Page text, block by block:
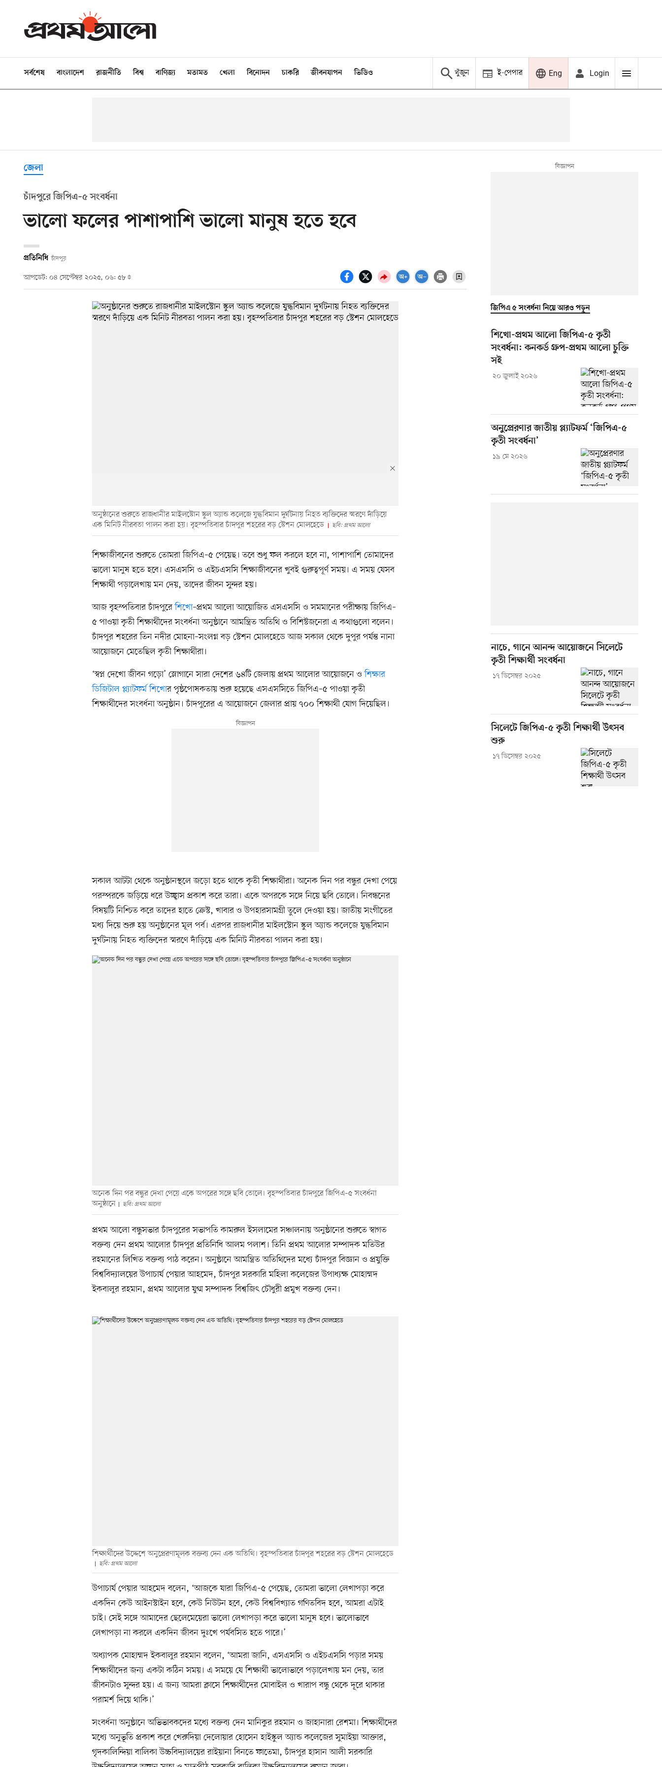
সর্বশেষ বাংলাদেশ রাজনীতি বিশ্ব বাণিজ্য মতামত খেলা বিনোদন চাকরি জীবনযাপন ভিডিও খুঁজুন ই-পেপার Eng Login
জেলা
চাঁদপুরে জিপিএ–৫ সংবর্ধনা
ভালো ফলের পাশাপাশি ভালো মানুষ হতে হবে
প্রতিনিধি চাঁদপুর
আপডেট: ০৪ সেপ্টেম্বর ২০২৫, ০৬: ৫৮
অনুষ্ঠানের শুরুতে রাজধানীর মাইলস্টোন স্কুল অ্যান্ড কলেজে যুদ্ধবিমান দুর্ঘটনায় নিহত ব্যক্তিদের স্মরণে দাঁড়িয়ে
এক মিনিট নীরবতা পালন করা হয়। বৃহস্পতিবার চাঁদপুর শহরের বড় স্টেশন মোলহেডে
ছবি: প্রথম আলো
শিক্ষাজীবনের শুরুতে তোমরা জিপিএ–৫ পেয়েছ। তবে শুধু ফল করলে হবে না, পাশাপাশি তোমাদের
ভালো মানুষ হতে হবে। এসএসসি ও এইচএসসি শিক্ষাজীবনের খুবই গুরুত্বপূর্ণ সময়। এ সময় যেসব
শিক্ষার্থী পড়ালেখায় মন দেয়, তাদের জীবন সুন্দর হয়।
আজ বৃহস্পতিবার চাঁদপুরেশিখো–প্রথম আলো আয়োজিত এসএসসি ও সমমানের পরীক্ষায় জিপিএ–
৫ পাওয়া কৃতী শিক্ষার্থীদের সংবর্ধনা অনুষ্ঠানে আমন্ত্রিত অতিথি ও বিশিষ্টজনেরা এ কথাগুলো বলেন।
চাঁদপুর শহরের তিন নদীর মোহনা–সংলগ্ন বড় স্টেশন মোলহেডে আজ সকাল থেকে দুপুর পর্যন্ত নানা
আয়োজনে মেতেছিল কৃতী শিক্ষার্থীরা।
‘স্বপ্ন দেখো জীবন গড়ো’ স্লোগানে সারা দেশের ৬৪টি জেলায় প্রথম আলোর আয়োজনে ওশিক্ষার
ডিজিটাল প্ল্যাটফর্ম শিখোর পৃষ্ঠপোষকতায় শুরু হয়েছে এসএসসিতে জিপিএ–৫ পাওয়া কৃতী
শিক্ষার্থীদের সংবর্ধনা অনুষ্ঠান। চাঁদপুরের এ আয়োজনে জেলার প্রায় ৭০০ শিক্ষার্থী যোগ দিয়েছিল।
সকাল আটটা থেকে অনুষ্ঠানস্থলে জড়ো হতে থাকে কৃতী শিক্ষার্থীরা। অনেক দিন পর বন্ধুর দেখা পেয়ে
পরস্পরকে জড়িয়ে ধরে উচ্ছ্বাস প্রকাশ করে তারা। একে অপরকে সঙ্গে নিয়ে ছবি তোলে। নিবন্ধনের
বিষয়টি নিশ্চিত করে তাদের হাতে ক্রেস্ট, খাবার ও উপহারসামগ্রী তুলে দেওয়া হয়। জাতীয় সংগীতের
মধ্য দিয়ে শুরু হয় অনুষ্ঠানের মূল পর্ব। এরপর রাজধানীর মাইলস্টোন স্কুল অ্যান্ড কলেজে যুদ্ধবিমান
দুর্ঘটনায় নিহত ব্যক্তিদের স্মরণে দাঁড়িয়ে এক মিনিট নীরবতা পালন করা হয়।
অনেক দিন পর বন্ধুর দেখা পেয়ে একে অপরের সঙ্গে ছবি তোলে। বৃহস্পতিবার চাঁদপুরে জিপিএ–৫ সংবর্ধনা
অনুষ্ঠানে
ছবি: প্রথম আলো
প্রথম আলো বন্ধুসভার চাঁদপুরের সভাপতি কামরুল ইসলামের সঞ্চালনায় অনুষ্ঠানের শুরুতে স্বাগত
বক্তব্য দেন প্রথম আলোর চাঁদপুর প্রতিনিধি আলম পলাশ। তিনি প্রথম আলোর সম্পাদক মতিউর
রহমানের লিখিত বক্তব্য পাঠ করেন। অনুষ্ঠানে আমন্ত্রিত অতিথিদের মধ্যে চাঁদপুর বিজ্ঞান ও প্রযুক্তি
বিশ্ববিদ্যালয়ের উপাচার্য পেয়ার আহমেদ, চাঁদপুর সরকারি মহিলা কলেজের উপাধ্যক্ষ মোহাম্মদ
ইকবালুর রহমান, প্রথম আলোর যুগ্ম সম্পাদক বিশ্বজিৎ চৌধুরী প্রমুখ বক্তব্য দেন।
শিক্ষার্থীদের উদ্দেশে অনুপ্রেরণামূলক বক্তব্য দেন এক অতিথি। বৃহস্পতিবার চাঁদপুর শহরের বড় স্টেশন মোলহেডে
ছবি: প্রথম আলো
উপাচার্য পেয়ার আহমেদ বলেন, ‘আজকে যারা জিপিএ–৫ পেয়েছ, তোমরা ভালো লেখাপড়া করে
একদিন কেউ আইনস্টাইন হবে, কেউ নিউটন হবে, কেউ বিশ্ববিখ্যাত গণিতবিদ হবে, আমরা এটাই
চাই। সেই সঙ্গে আমাদের ছেলেমেয়েরা ভালো লেখাপড়া করে ভালো মানুষ হবে। ভালোভাবে
লেখাপড়া না করলে একদিন জীবন দুঃখে পর্যবসিত হতে পারে।’
অধ্যাপক মোহাম্মদ ইকবালুর রহমান বলেন, ‘আমরা জানি, এসএসসি ও এইচএসসি পড়ার সময়
শিক্ষার্থীদের জন্য একটা কঠিন সময়। এ সময়ে যে শিক্ষার্থী ভালোভাবে পড়ালেখায় মন দেয়, তার
জীবনটাও সুন্দর হয়। এ জন্য আমরা ক্লাসে শিক্ষার্থীদের মোবাইল ও খারাপ বন্ধু থেকে দূরে থাকার
পরামর্শ দিয়ে থাকি।’
সংবর্ধনা অনুষ্ঠানে অভিভাবকদের মধ্যে বক্তব্য দেন মানিকুর রহমান ও জাহানারা রেশমা। শিক্ষার্থীদের
মধ্যে অনুভূতি প্রকাশ করে খেরুদিয়া দেলোয়ার হোসেন হাইস্কুল অ্যান্ড কলেজের সুমাইয়া আক্তার,
গৃদকালিন্দিয়া বালিকা উচ্চবিদ্যালয়ের রাইয়ানা বিনতে ফাতেমা, চাঁদপুর হাসান আলী সরকারি
জিপিএ ৫ সংবর্ধনা নিয়ে আরও পড়ুন
শিখো-প্রথম আলো জিপিএ-৫ কৃতী
সংবর্ধনা: কনকর্ড গ্রুপ-প্রথম আলো চুক্তি
সই
২০ জুলাই ২০২৬
অনুপ্রেরণার জাতীয় প্ল্যাটফর্ম ‘জিপিএ-৫
কৃতী সংবর্ধনা’
১৯ মে ২০২৬
নাচে, গানে আনন্দ আয়োজনে সিলেটে
কৃতী শিক্ষার্থী সংবর্ধনা
১৭ ডিসেম্বর ২০২৫
সিলেটে জিপিএ-৫ কৃতী শিক্ষার্থী উৎসব
শুরু
১৭ ডিসেম্বর ২০২৫